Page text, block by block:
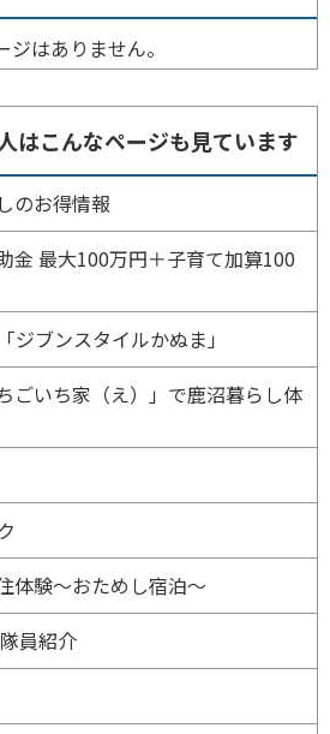
はありません。
はこんなページも見ています
のお得情報
金 最大100万円＋子育て加算100
ジブンスタイルかぬま」
ごいち家（え）」で鹿沼暮らし体
体験～おためし宿泊～
員紹介